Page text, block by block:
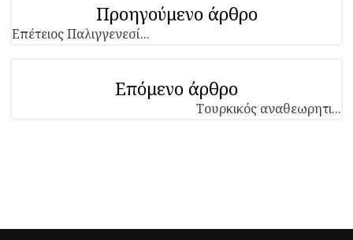
Προηγούμενο άρθρο
Επέτειος Παλιγγενεσί...
Επόμενο άρθρο
Τουρκικός αναθεωρητι...